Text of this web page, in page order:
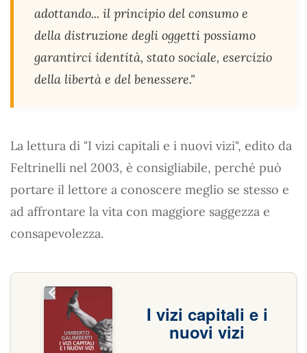
adottando... il principio del consumo e
della distruzione degli oggetti possiamo
garantirci identità, stato sociale, esercizio
della libertà e del benessere."
La lettura di "I vizi capitali e i nuovi vizi", edito da
Feltrinelli nel 2003, è consigliabile, perché può
portare il lettore a conoscere meglio se stesso e
ad affrontare la vita con maggiore saggezza e
consapevolezza.
I vizi capitali e i
nuovi vizi